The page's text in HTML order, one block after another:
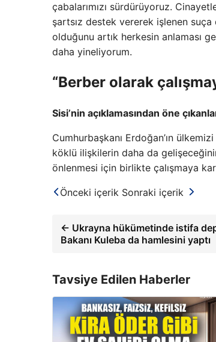
çabalarımızı sürdürüyoruz.
şartsız destek vererek işlenen
olduğunu artık herkesin anlaması
daha yineliyorum.
“Berber olarak
Sisi’nin açıklamasından öne
Cumhurbaşkanı Erdoğan’ın
köklü ilişkilerin daha da
önlenmesi için birlikte çalışmaya
Önceki içerik Sonraki içerik
← Ukrayna hükümetinde istifa
Bakanı Kuleba da hamlesini yaptı
Tavsiye Edilen Haberler